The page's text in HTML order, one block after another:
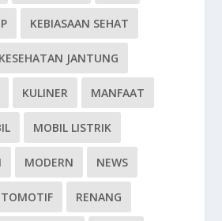
KEBIASAAN SEHAT
KESEHATAN JANTUNG
KULINER MANFAAT
MOBIL LISTRIK
MODERN NEWS
RENANG